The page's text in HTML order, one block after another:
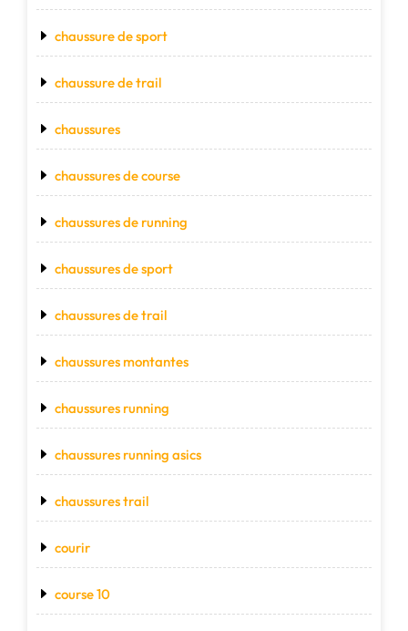
chaussure de sport
chaussure de trail
chaussures
chaussures de course
chaussures de running
chaussures de sport
chaussures de trail
chaussures montantes
chaussures running
chaussures running asics
chaussures trail
courir
course 10